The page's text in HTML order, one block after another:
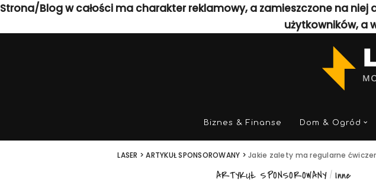
Strona/Blog w całości ma charakter reklamowy, a zamieszczone na
użytkowników, a
Biznes & Finanse Dom & Ogród
LASER >ARTYKUŁ SPONSOROWANY >Jakie zalety ma regularne
ARTYKUŁ SPONSOROWANY Inne